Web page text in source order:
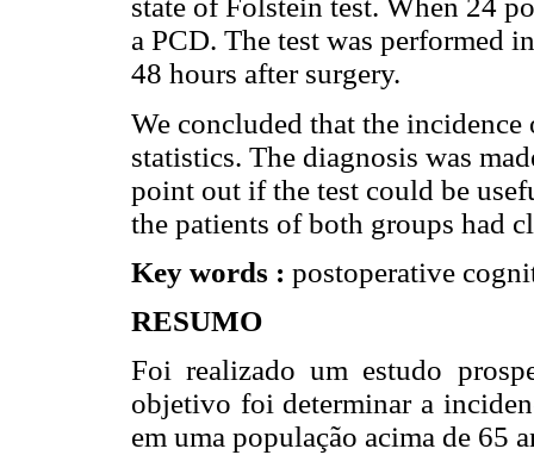
state of Folstein test. When 24
a PCD. The test was performed
48 hours after surgery.
We concluded that the
statistics. The diagnosis was
point out if the test could be
the patients of both groups had
Key words : postoperative
RESUMO
Foi realizado um estudo
objetivo foi determinar a
em uma população acima de 65